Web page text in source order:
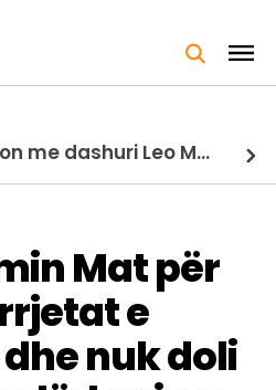
Argjentina e mbulon me dashuri Leo Messin pas vdekjes së babait të tij…
Mat për
e
nuk doli